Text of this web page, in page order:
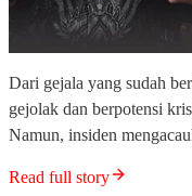
Dari gejala yang sudah
gejolak dan berpotensi
Namun, insiden
Read full story